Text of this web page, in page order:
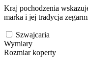
Kraj pochodzenia
marka i jej tradycja
Szwajcaria
Wymiary
Rozmiar koperty